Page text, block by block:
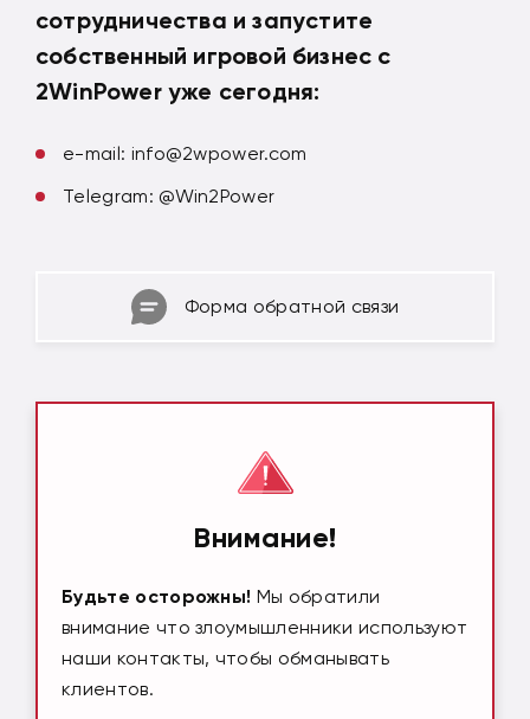
сотрудничества и запустите
собственный игровой бизнес с
2WinPower уже сегодня:
e-mail: info@2wpower.com
Telegram: @Win2Power
Форма обратной связи
Внимание!
Будьте осторожны! Мы обратили
внимание что злоумышленники используют
наши контакты, чтобы обманывать
клиентов.